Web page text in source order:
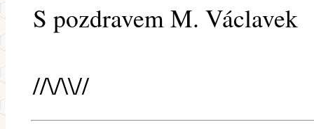
S pozdravem M. Václavek
//\/\\//